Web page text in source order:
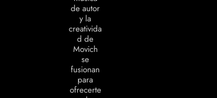
de autor
y la
creativida
d de
Movich
se
fusionan
para
ofrecerte